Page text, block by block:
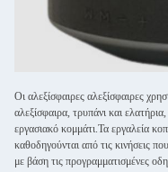
Οι αλεξίσφαιρες αλεξίσφαιρες
αλεξίσφαιρα, τρυπάνι και
εργασιακό κομμάτι.Τα εργαλεία
καθοδηγούνται από τις κινήσεις
με βάση τις προγραμματισμένες